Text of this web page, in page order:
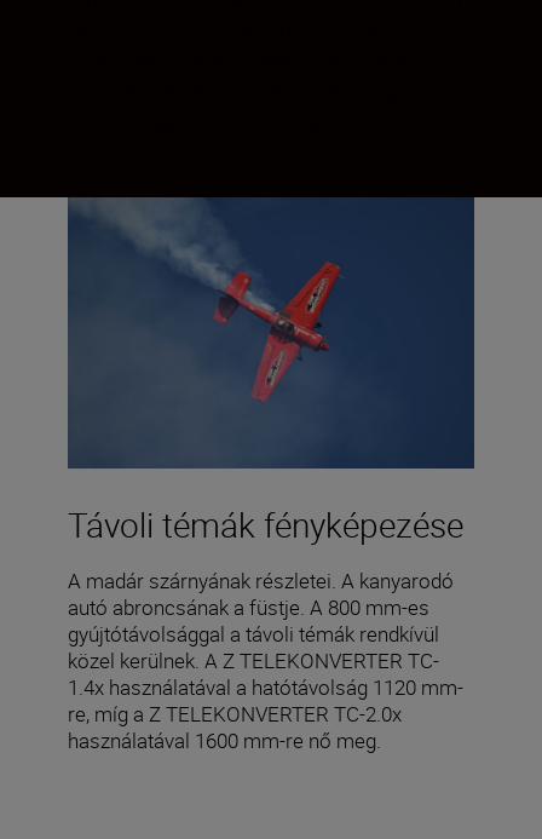
Távoli témák fényképezése
A madár szárnyának részletei. A kanyarodó
autó abroncsának a füstje. A 800 mm-es
gyújtótávolsággal a távoli témák rendkívül
közel kerülnek. A Z TELEKONVERTER TC-
1.4x használatával a hatótávolság 1120 mm-
re, míg a Z TELEKONVERTER TC-2.0x
használatával 1600 mm-re nő meg.